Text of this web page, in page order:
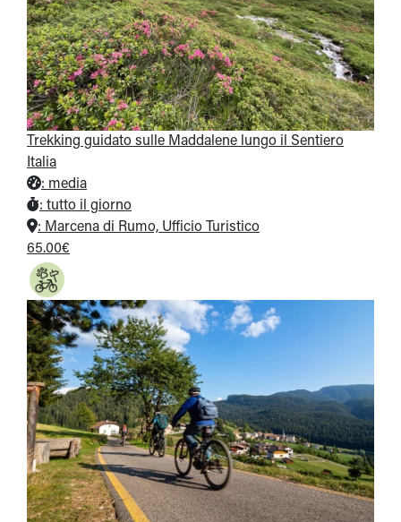
Trekking guidato sulle Maddalene lungo il Sentiero
Italia
: media
: tutto il giorno
: Marcena di Rumo, Ufficio Turistico
65.00€